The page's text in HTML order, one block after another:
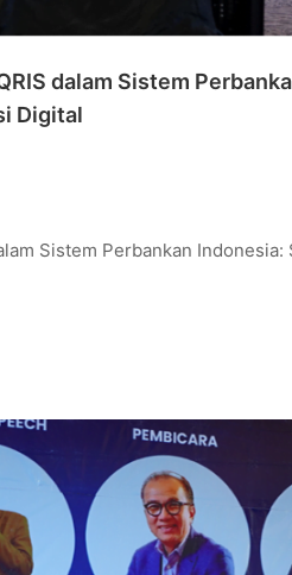
dalam Sistem
Digital
Sistem Perbankan